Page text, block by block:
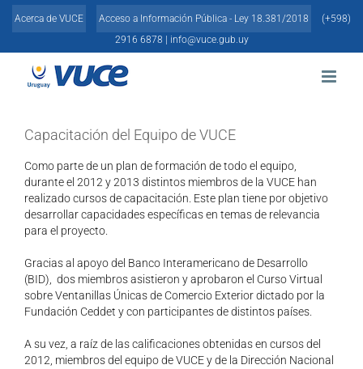
Skip
Acerca de VUCE Acceso a Información Pública - Ley 18.381/2018
(+598)
2916 6878 |
info@vuce.gub.uy
Capacitación del Equipo de VUCE
Como parte de un plan de formación de todo el equipo,
durante el 2012 y 2013 distintos miembros de la VUCE han
realizado cursos de capacitación. Este plan tiene por objetivo
desarrollar capacidades específicas en temas de relevancia
para el proyecto.
Gracias al apoyo del Banco Interamericano de Desarrollo
(BID), dos miembros asistieron y aprobaron el Curso Virtual
sobre Ventanillas Únicas de Comercio Exterior dictado por la
Fundación Ceddet y con participantes de distintos países.
A su vez, a raíz de las calificaciones obtenidas en cursos del
2012, miembros del equipo de VUCE y de la Dirección Nacional